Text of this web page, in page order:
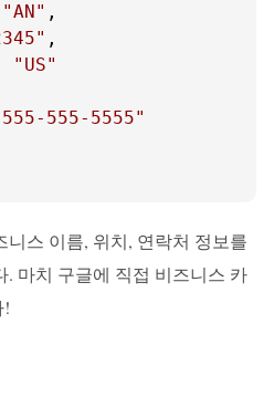
"AN"
"US"
555-5555"
스 이름, 위치, 연락처 정보를
. 마치 구글에 직접 비즈니스 카
!